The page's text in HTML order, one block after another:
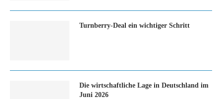
Turn­ber­ry-Deal ein wich­ti­ger Schritt
Die wirtschaftliche Lage in Deutschland im
Juni 2026